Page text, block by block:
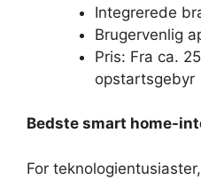
Integrerede
Brugervenlig
Pris: Fra ca.
opstartsgebyr
Bedste smart home-
For